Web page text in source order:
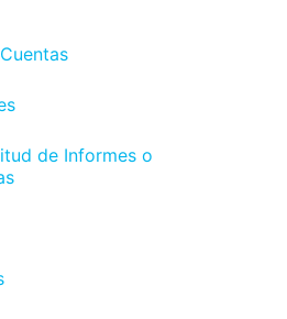
de Informes o